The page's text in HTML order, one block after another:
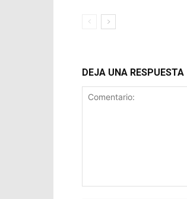
DEJA UNA RESPUESTA